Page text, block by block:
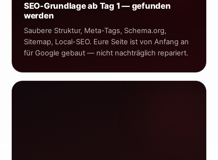
Wk1
Wk4
SEO-Grundlage ab Tag 1 — gefunden
werden
Saubere Struktur, Meta-Tags, Schema.org,
Sitemap, Local-SEO. Eure Seite ist von Anfang an
für Google gebaut — nicht nachträglich repariert.